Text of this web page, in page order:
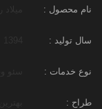
نام محصول :
سال تولید :
نوع خدمات :
طراح :